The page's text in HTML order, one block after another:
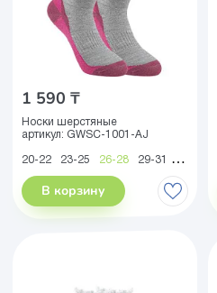
1 590 ₸
Носки шерстяные
артикул: GWSC-1001-AJ
20-22 23-25 26-28 29-31 32-34
В корзину